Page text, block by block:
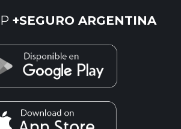
+SEGURO ARGENTINA